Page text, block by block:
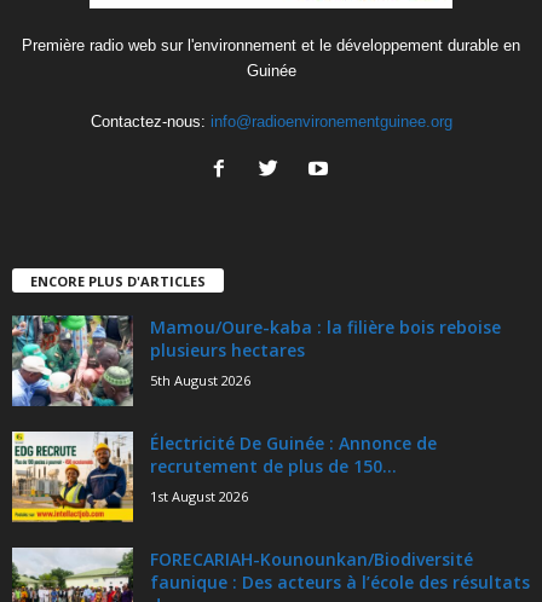
Première radio web sur l'environnement et le développement durable en
Guinée
Contactez-nous: info@radioenvironementguinee.org
ENCORE PLUS D'ARTICLES
Mamou/Oure-kaba : la filière bois reboise
plusieurs hectares
5th August 2026
Électricité De Guinée : Annonce de
recrutement de plus de 150...
1st August 2026
FORECARIAH-Kounounkan/Biodiversité
faunique : Des acteurs à l’école des résultats